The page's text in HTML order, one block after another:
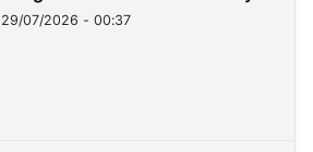
29/07/2026 - 00:37